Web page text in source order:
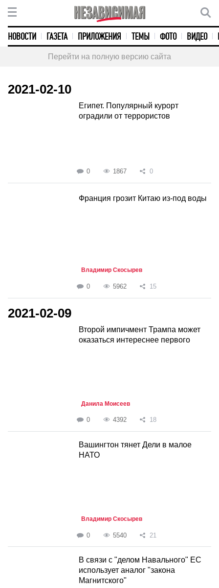
НОВОСТИ ГАЗЕТА ПРИЛОЖЕНИЯ ТЕМЫ ФОТО ВИДЕО
Перейти на полную версию сайта
2021-02-10
Египет. Популярный курорт
оградили от террористов
0 1867 0
Франция грозит Китаю из-под воды
Владимир Скосырев
0 5962 15
2021-02-09
Второй импичмент Трампа может
оказаться интереснее первого
Данила Моисеев
0 4392 18
Вашингтон тянет Дели в малое
НАТО
Владимир Скосырев
0 5540 21
В связи с "делом Навального" ЕС
использует аналог "закона
Магнитского"